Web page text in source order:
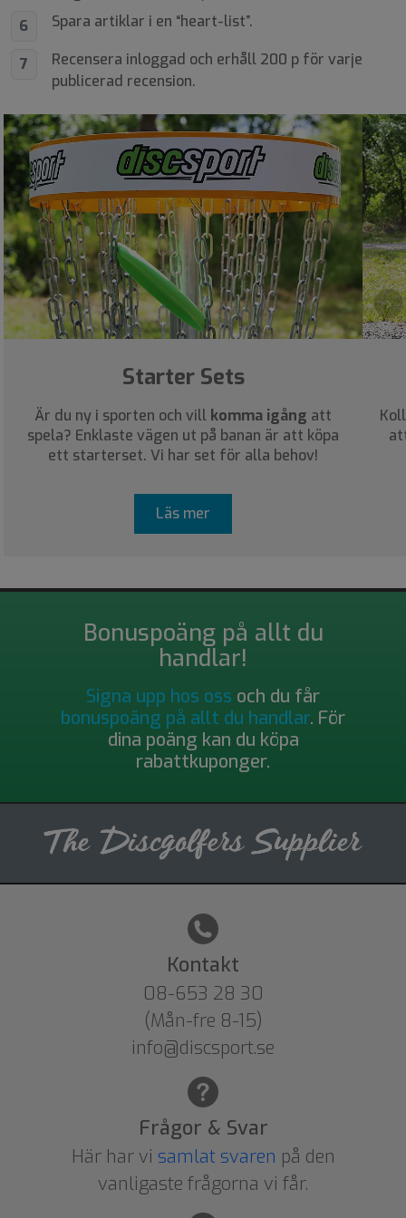
6
Spara artiklar i en “heart-list”.
7
Recensera inloggad och erhåll 200 p för varje
publicerad recension.
›
Starter Sets
Är du ny i sporten och vill komma igång att
spela? Enklaste vägen ut på banan är att köpa
ett starterset. Vi har set för alla behov!
Läs mer
Bonuspoäng på allt du
handlar!
Signa upp hos oss och du får
bonuspoäng på allt du handlar. För
dina poäng kan du köpa
rabattkuponger.
Kontakt
08-653 28 30
(Mån-fre 8-15)
info@discsport.se
Frågor & Svar
Här har vi samlat svaren på den
vanligaste frågorna vi får.